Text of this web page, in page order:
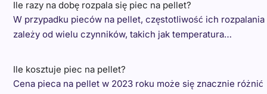
Ile razy na dobę rozpala się piec na pellet?
W przypadku pieców na pellet, częstotliwość ich rozpalania
zależy od wielu czynników, takich jak temperatura…
Ile kosztuje piec na pellet?
Cena pieca na pellet w 2023 roku może się znacznie różnić